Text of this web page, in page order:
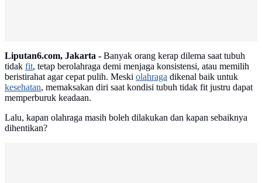
Liputan6.com, Jakarta - Banyak orang kerap dilema saat tubuh
tidak fit, tetap berolahraga demi menjaga konsistensi, atau memilih
beristirahat agar cepat pulih. Meski olahraga dikenal baik untuk
kesehatan, memaksakan diri saat kondisi tubuh tidak fit justru dapat
memperburuk keadaan.
Lalu, kapan olahraga masih boleh dilakukan dan kapan sebaiknya
dihentikan?